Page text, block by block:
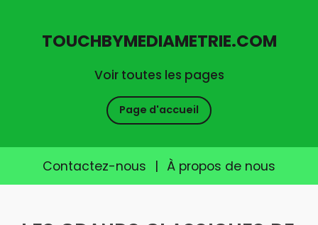
Voir toutes les pages
TOUCHBYMEDIAMETRIE.COM
Page d'accueil
Contactez-nous | À propos de nous